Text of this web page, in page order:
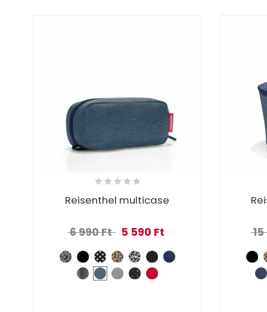
Reisenthel multicase
6 990Ft Original price was: 6 990 Ft.
5 590 Ft Current price is: 5 590